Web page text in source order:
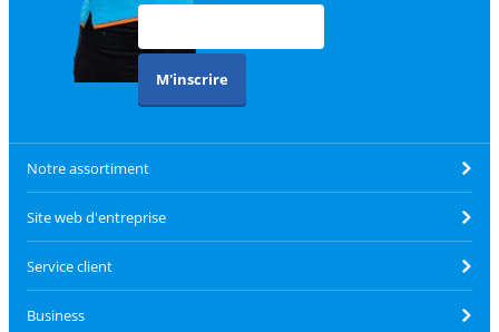
M'inscrire
Notre assortiment
Site web d'entreprise
Service client
Business